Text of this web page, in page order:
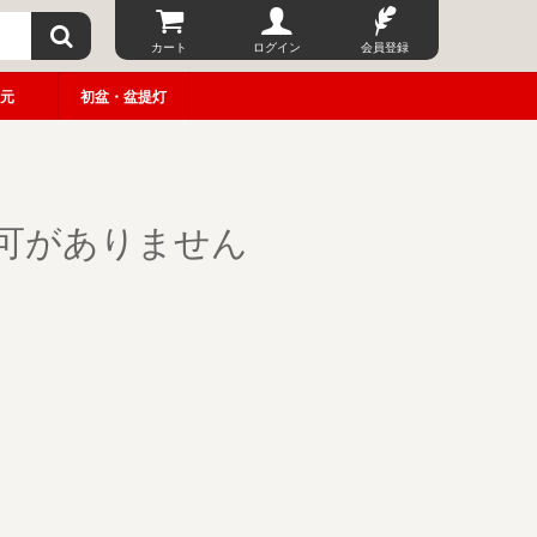
カート ログイン 会員登録
初盆・盆提灯
がありません